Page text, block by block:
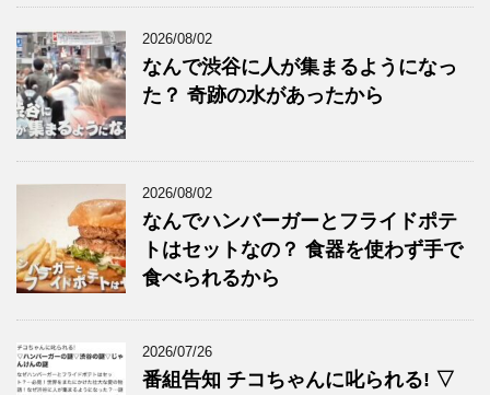
2026/08/02
なんで渋谷に人が集まるようになっ
た？ 奇跡の水があったから
2026/08/02
なんでハンバーガーとフライドポテ
トはセットなの？ 食器を使わず手で
食べられるから
2026/07/26
番組告知 チコちゃんに叱られる! ▽